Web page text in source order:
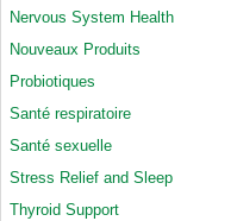
Nervous System Health
Nouveaux Produits
Probiotiques
Santé respiratoire
Santé sexuelle
Stress Relief and Sleep
Thyroid Support